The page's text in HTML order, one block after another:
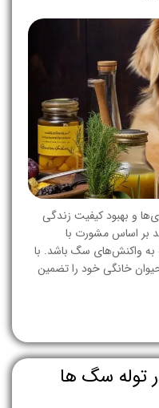
و بهبود کیفیت زندگی
بر اساس مشورت با
به واکنش‌های سگ باشد. با
خانگی خود را تضمین
توله‌ سگ‌ ها